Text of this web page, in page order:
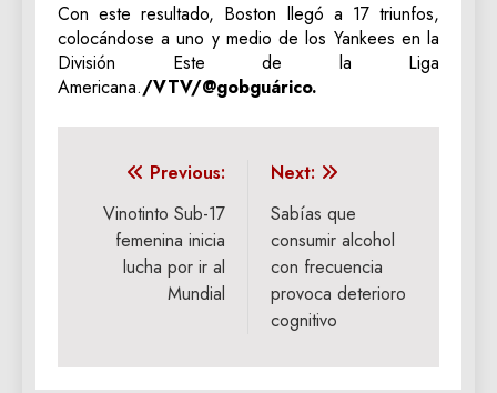
Con este resultado, Boston llegó a 17 triunfos,
colocándose a uno y medio de los Yankees en la
División Este de la Liga
Americana./VTV/@gobguárico.
Navegación
de
entradas
Previous:
Vinotinto Sub-17
femenina inicia
lucha por ir al
Mundial
Next:
Sabías que
consumir alcohol
con frecuencia
provoca deterioro
cognitivo